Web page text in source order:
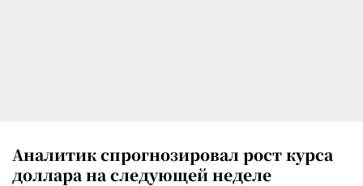
Аналитик спрогнозировал рост курса
доллара на следующей неделе